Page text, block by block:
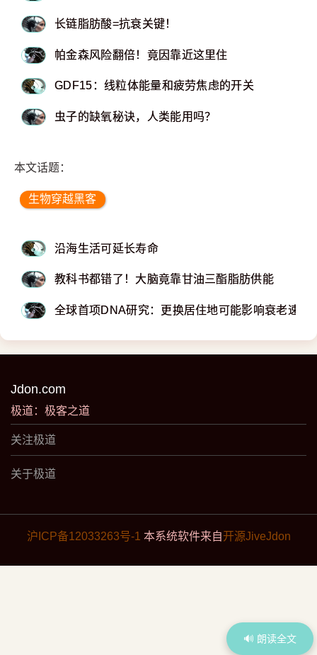
长链脂肪酸=抗衰关键！
帕金森风险翻倍！竟因靠近这里住
GDF15：线粒体能量和疲劳焦虑的开关
虫子的缺氧秘诀，人类能用吗？
本文话题：
生物穿越黑客
沿海生活可延长寿命
教科书都错了！大脑竟靠甘油三酯脂肪供能
全球首项DNA研究：更换居住地可能影响衰老速度
Jdon.com
极道：极客之道
关注极道
关于极道
沪ICP备12033263号-1 本系统软件来自开源JiveJdon
🔊 朗读全文